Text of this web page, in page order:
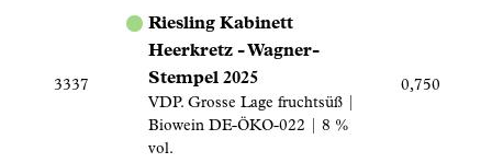
3337
Riesling Kabinett
Heerkretz - Wagner-
Stempel 2025
VDP. Grosse Lage fruchtsüß |
Biowein DE-ÖKO-022 | 8 %
vol.
0,750